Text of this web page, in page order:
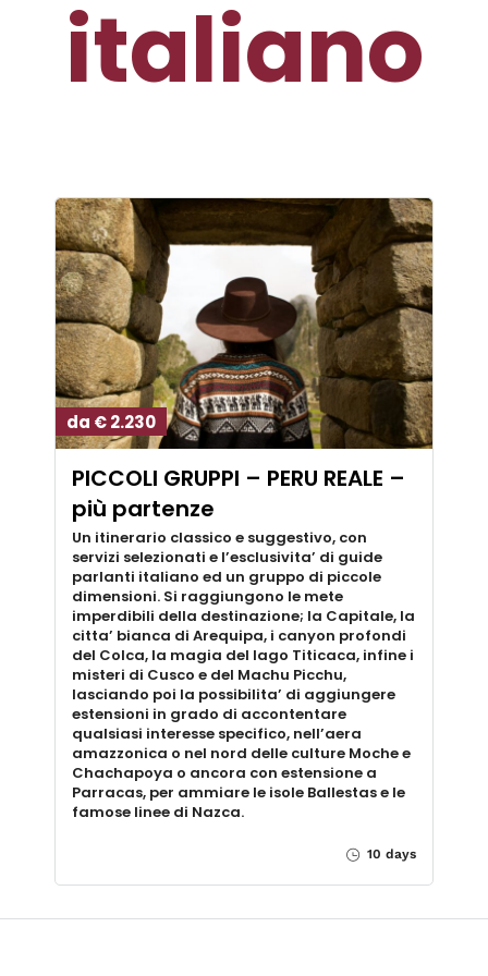
italiano
da € 2.230
PICCOLI GRUPPI – PERU REALE –
più partenze
Un itinerario classico e suggestivo, con
servizi selezionati e l’esclusivita’ di guide
parlanti italiano ed un gruppo di piccole
dimensioni. Si raggiungono le mete
imperdibili della destinazione; la Capitale, la
citta’ bianca di Arequipa, i canyon profondi
del Colca, la magia del lago Titicaca, infine i
misteri di Cusco e del Machu Picchu,
lasciando poi la possibilita’ di aggiungere
estensioni in grado di accontentare
qualsiasi interesse specifico, nell’aera
amazzonica o nel nord delle culture Moche e
Chachapoya o ancora con estensione a
Parracas, per ammiare le isole Ballestas e le
famose linee di Nazca.
10 days